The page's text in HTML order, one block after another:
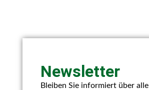
Newsletter
Bleiben Sie informiert über alle